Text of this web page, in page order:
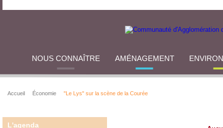
NOUS CONNAÎTRE AMÉNAGEMENT
Accueil Économie "Le Lys" sur la scène de la Courée
L'agenda